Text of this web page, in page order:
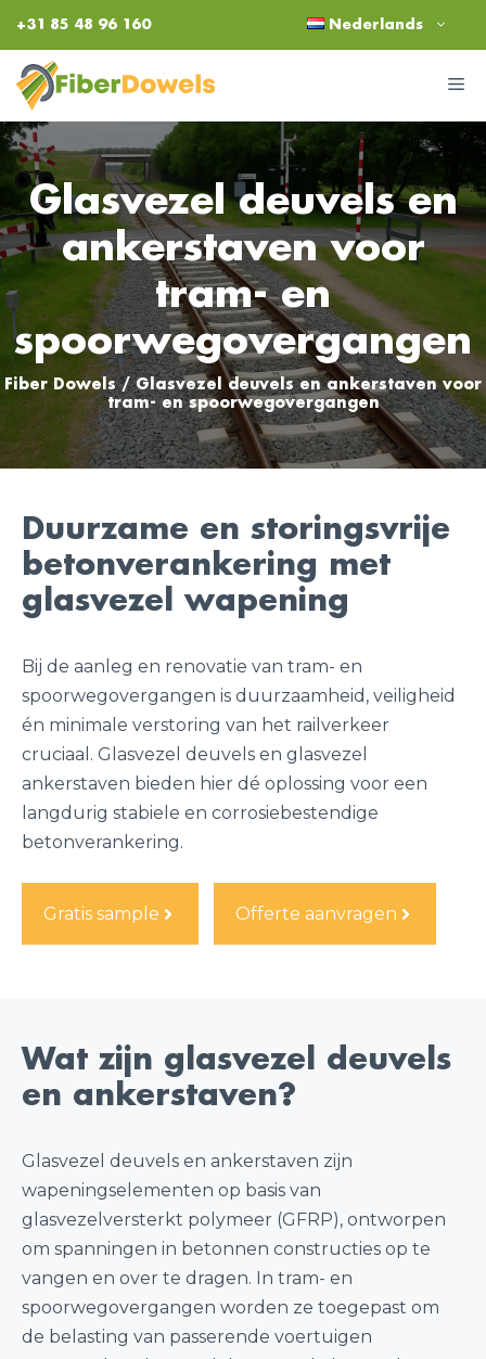
de
inhoud
+31 85 48 96 160 Nederlands
Glasvezel deuvels en
ankerstaven voor
tram- en
spoorwegovergangen
Fiber Dowels /Glasvezel deuvels en ankerstaven voor
tram- en spoorwegovergangen
Duurzame en storingsvrije
betonverankering met
glasvezel wapening
Bij de aanleg en renovatie van tram- en
spoorwegovergangen is duurzaamheid, veiligheid
én minimale verstoring van het railverkeer
cruciaal. Glasvezel deuvels en glasvezel
ankerstaven bieden hier dé oplossing voor een
langdurig stabiele en corrosiebestendige
betonverankering.
Gratis sample Offerte aanvragen
Wat zijn glasvezel deuvels
en ankerstaven?
Glasvezel deuvels en ankerstaven zijn
wapeningselementen op basis van
glasvezelversterkt polymeer (GFRP), ontworpen
om spanningen in betonnen constructies op te
vangen en over te dragen. In tram- en
spoorwegovergangen worden ze toegepast om
de belasting van passerende voertuigen